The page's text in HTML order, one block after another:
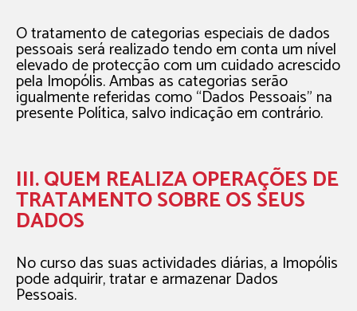
O tratamento de categorias especiais de dados
pessoais será realizado tendo em conta um nível
elevado de protecção com um cuidado acrescido
pela Imopólis. Ambas as categorias serão
igualmente referidas como “Dados Pessoais” na
presente Política, salvo indicação em contrário.
III. QUEM REALIZA OPERAÇÕES DE
TRATAMENTO SOBRE OS SEUS
DADOS
No curso das suas actividades diárias, a Imopólis
pode adquirir, tratar e armazenar Dados
Pessoais.